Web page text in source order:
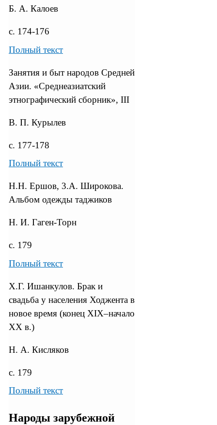
Б. А. Калоев
с. 174-176
Полный текст
Занятия и быт народов Средней
Азии. «Среднеазиатский
этнографический сборник», III
В. П. Курылев
с. 177-178
Полный текст
Н.Н. Ершов, 3.А. Широкова.
Альбом одежды таджиков
Н. И. Гаген-Торн
с. 179
Полный текст
X.Г. Ишанкулов. Брак и
свадьба у населения Ходжента в
новое время (конец XIX­–начало
XX в.)
Н. А. Кисляков
с. 179
Полный текст
Народы зарубежной